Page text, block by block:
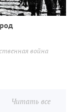
война
Читать все